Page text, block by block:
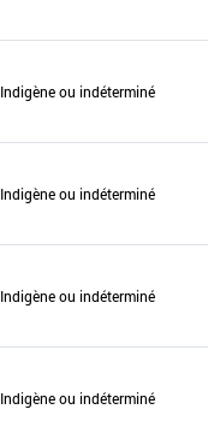
Indigène ou indéterminé
Indigène ou indéterminé
Indigène ou indéterminé
Indigène ou indéterminé